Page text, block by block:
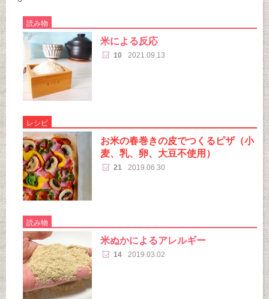
読み物
米による反応
10 2021.09.13
レシピ
お米の春巻きの皮でつくるピザ（小
麦、乳、卵、大豆不使用）
21 2019.06.30
読み物
米ぬかによるアレルギー
14 2019.03.02